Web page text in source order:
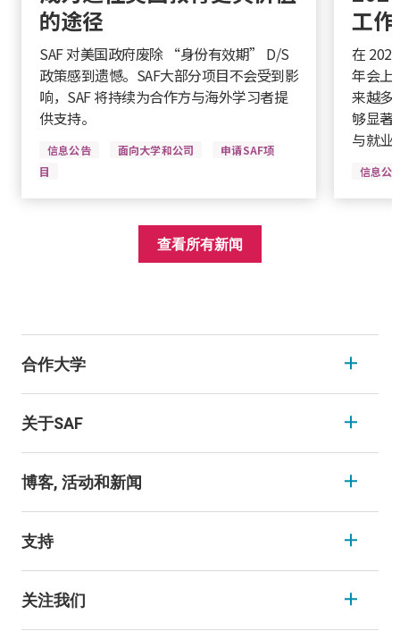
的途径
SAF 对美国政府废除 “身份有效期” D/S
政策感到遗憾。SAF大部分项目不会受到影
响，SAF 将持续为合作方与海外学习者提
供支持。
信息公告 面向大学和公司
申请SAF项
目
工
在
年会上
来越多
够显著
与就业
信息公
查看所有新闻
合作大学
关于SAF
博客, 活动和新闻
支持
关注我们